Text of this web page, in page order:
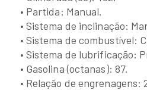
• Partida: Manual.
• Sistema de inclinação:
• Sistema de combustível:
• Sistema de lubrificação:
• Gasolina (octanas): 87.
• Relação de engrenagens: